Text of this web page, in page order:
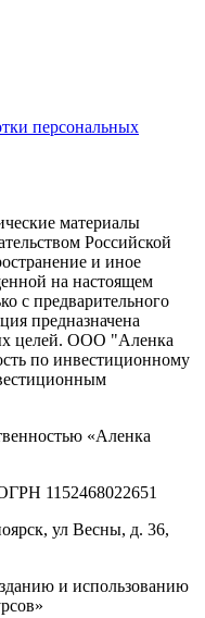
персональных
материалы
Российской
и иное
на настоящем
с предварительного
предназначена
целей. ООО "Аленка
по инвестиционному
«Аленка
1152468022651
ул Весны, д. 36,
и использованию